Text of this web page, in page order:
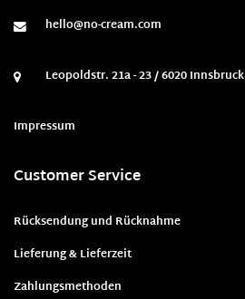
hello@no-cream.com
Leopoldstr. 21a - 23 / 6020 Innsbruck
Impressum
Customer Service
Rücksendung und Rücknahme
Lieferung & Lieferzeit
Zahlungsmethoden